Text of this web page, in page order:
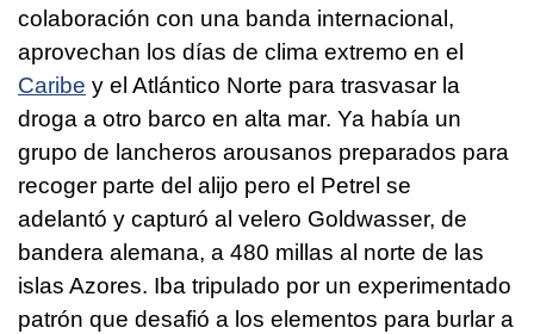
colaboración con una banda internacional,
aprovechan los días de clima extremo en el
Caribe y el Atlántico Norte para trasvasar la
droga a otro barco en alta mar. Ya había un
grupo de lancheros arousanos preparados para
recoger parte del alijo pero el Petrel se
adelantó y capturó al velero Goldwasser, de
bandera alemana, a 480 millas al norte de las
islas Azores. Iba tripulado por un experimentado
patrón que desafió a los elementos para burlar a